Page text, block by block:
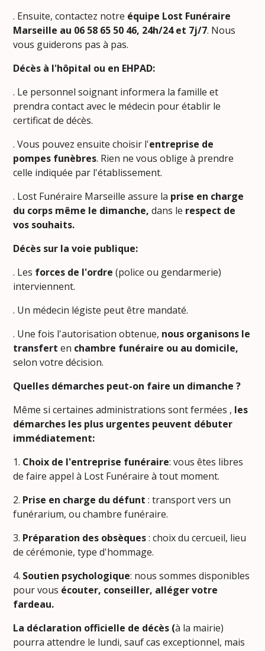
. Ensuite, contactez notre équipe Lost Funéraire
Marseille au 06 58 65 50 46, 24h/24 et 7j/7. Nous
vous guiderons pas à pas.
Décès à l'hôpital ou en EHPAD:
. Le personnel soignant informera la famille et
prendra contact avec le médecin pour établir le
certificat de décès.
. Vous pouvez ensuite choisir l'entreprise de
pompes funèbres. Rien ne vous oblige à prendre
celle indiquée par l'établissement.
. Lost Funéraire Marseille assure la prise en charge
du corps même le dimanche, dans le respect de
vos souhaits.
Décès sur la voie publique:
. Les forces de l'ordre (police ou gendarmerie)
interviennent.
. Un médecin légiste peut être mandaté.
. Une fois l'autorisation obtenue, nous organisons le
transfert en chambre funéraire ou au domicile,
selon votre décision.
Quelles démarches peut-on faire un dimanche ?
Même si certaines administrations sont fermées , les
démarches les plus urgentes peuvent débuter
immédiatement:
1. Choix de l'entreprise funéraire: vous êtes libres
de faire appel à Lost Funéraire à tout moment.
2. Prise en charge du défunt : transport vers un
funérarium, ou chambre funéraire.
3. Préparation des obsèques: choix du cercueil, lieu
de cérémonie, type d'hommage.
4. Soutien psychologique: nous sommes disponibles
pour vous écouter, conseiller, alléger votre
fardeau.
La déclaration officielle de décès (à la mairie)
pourra attendre le lundi, sauf cas exceptionnel, mais